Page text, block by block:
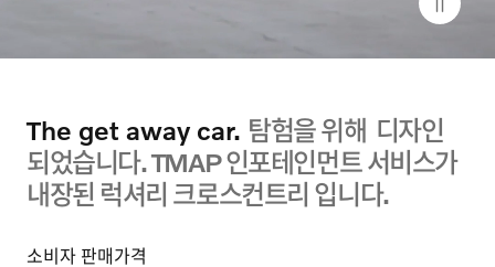
The get away car. 탐험을 위해 디자인
되었습니다.TMAP인포테인먼트 서비스가
내장된 럭셔리 크로스컨트리 입니다.
소비자 판매가격